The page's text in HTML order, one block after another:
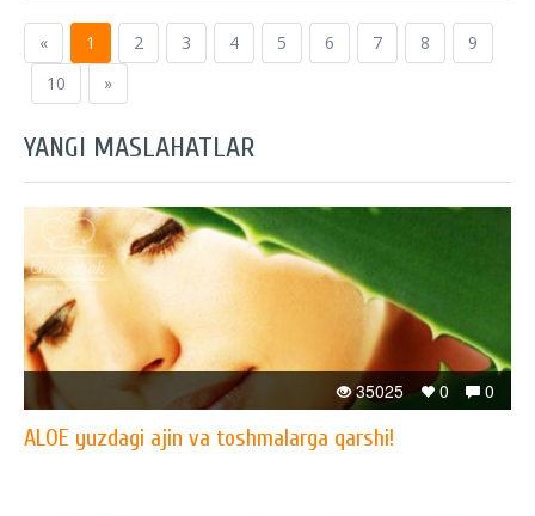
« 1 2 3 4 5 6 7 8
9
10
»
YANGI MASLAHATLAR
0
0
35025
ALOE yuzdagi ajin va toshmalarga qarshi!